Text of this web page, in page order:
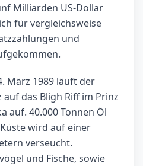
Milliarden US-Dollar
für vergleichsweise
und
März 1989 läuft der
auf das Bligh Riff im Prinz
auf. 40.000 Tonnen Öl
wird auf einer
verseucht.
und Fische, sowie